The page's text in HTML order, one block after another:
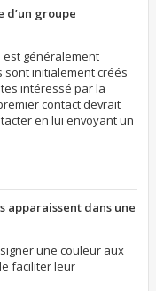
d’un groupe
est généralement
sont initialement créés
intéressé par la
contact devrait
en lui envoyant un
apparaissent dans une
une couleur aux
faciliter leur